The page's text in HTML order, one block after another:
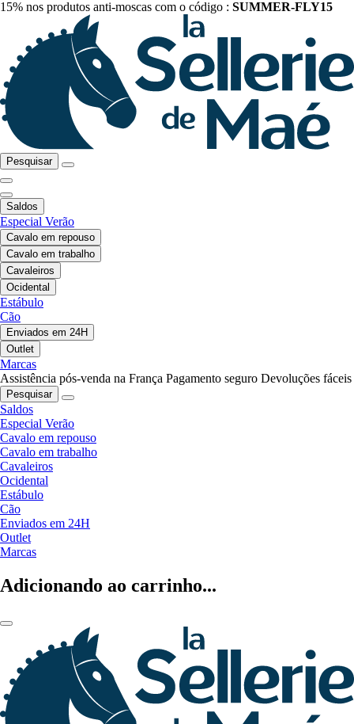
15% nos produtos anti-moscas com o código : SUMMER-FLY15
Pesquisar
Saldos
Especial Verão
Cavalo em repouso
Cavalo em trabalho
Cavaleiros
Ocidental
Estábulo
Cão
Enviados em 24H
Outlet
Marcas
Assistência pós-venda na França Pagamento seguro Devoluções fáceis
Pesquisar
Saldos
Especial Verão
Cavalo em repouso
Cavalo em trabalho
Cavaleiros
Ocidental
Estábulo
Cão
Enviados em 24H
Outlet
Marcas
Adicionando ao carrinho...